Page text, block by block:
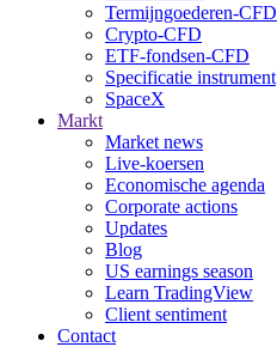
Termijngoederen-CFD
Crypto-CFD
ETF-fondsen-CFD
Specificatie instrument
SpaceX
Markt
Market news
Live-koersen
Economische agenda
Corporate actions
Updates
Blog
US earnings season
Learn TradingView
Client sentiment
Contact